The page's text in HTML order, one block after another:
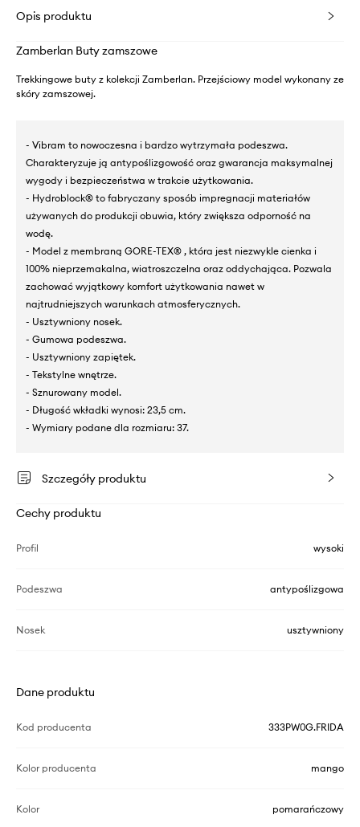
Opis produktu
Zamberlan Buty zamszowe
Trekkingowe buty z kolekcji Zamberlan. Przejściowy model wykonany ze
skóry zamszowej.
- Vibram to nowoczesna i bardzo wytrzymała podeszwa.
Charakteryzuje ją antypoślizgowość oraz gwarancja maksymalnej
wygody i bezpieczeństwa w trakcie użytkowania.
- Hydroblock® to fabryczany sposób impregnacji materiałów
używanych do produkcji obuwia, który zwiększa odporność na
wodę.
- Model z membraną GORE-TEX® , która jest niezwykle cienka i
100% nieprzemakalna, wiatroszczelna oraz oddychająca. Pozwala
zachować wyjątkowy komfort użytkowania nawet w
najtrudniejszych warunkach atmosferycznych.
- Usztywniony nosek.
- Gumowa podeszwa.
- Usztywniony zapiętek.
- Tekstylne wnętrze.
- Sznurowany model.
- Długość wkładki wynosi: 23,5 cm.
- Wymiary podane dla rozmiaru: 37.
Szczegóły produktu
Cechy produktu
Profil wysoki
Podeszwa antypoślizgowa
Nosek usztywniony
Dane produktu
Kod producenta 333PW0G.FRIDA
Kolor producenta mango
Kolor pomarańczowy